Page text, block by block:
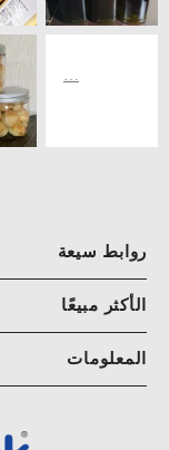
روابط سيعة
الأكثر مبيعًا
المعلومات